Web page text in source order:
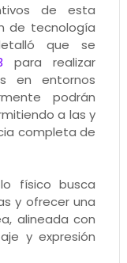
de esta
de tecnología
que se
para realizar
en entornos
podrán
a las y
completa de
físico busca
y ofrecer una
alineada con
y expresión